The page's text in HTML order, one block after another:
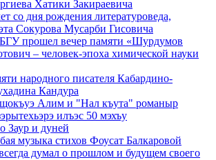
Хатики Закираевича
со дня рождения литературоведа,
Сокурова Мусарби Гисовича
прошел вечер памяти «Шурдумов
– человек-эпоха химической науки
народного писателя Кабардино-
Кандура
Алим и "Нал къута" романыр
илъэс 50 мэхъу
Заур и дуней
музыка стихов Фоусат Балкаровой
думал о прошлом и будущем своего